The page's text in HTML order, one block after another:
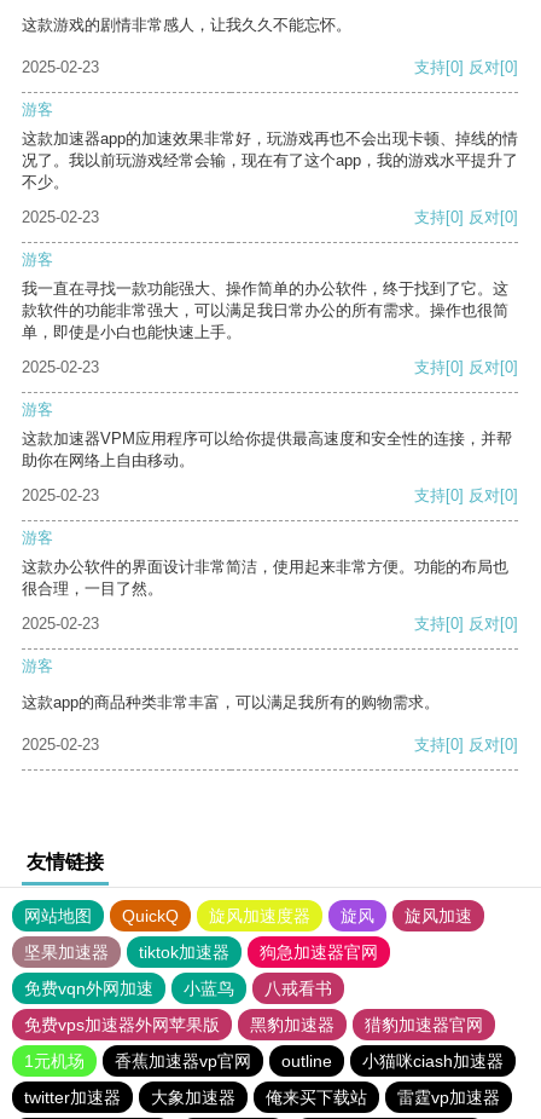
这款游戏的剧情非常感人，让我久久不能忘怀。
2025-02-23 支持[0] 反对[0]
游客
这款加速器app的加速效果非常好，玩游戏再也不会出现卡顿、掉线的情
况了。我以前玩游戏经常会输，现在有了这个app，我的游戏水平提升了
不少。
2025-02-23
支持[0] 反对[0]
游客
我一直在寻找一款功能强大、操作简单的办公软件，终于找到了它。这
款软件的功能非常强大，可以满足我日常办公的所有需求。操作也很简
单，即使是小白也能快速上手。
2025-02-23
支持[0] 反对[0]
游客
这款加速器VPM应用程序可以给你提供最高速度和安全性的连接，并帮
助你在网络上自由移动。
2025-02-23
支持[0] 反对[0]
游客
这款办公软件的界面设计非常简洁，使用起来非常方便。功能的布局也
很合理，一目了然。
2025-02-23
支持[0] 反对[0]
游客
这款app的商品种类非常丰富，可以满足我所有的购物需求。
2025-02-23 支持[0] 反对[0]
友情链接
网站地图 QuickQ 旋风加速度器 旋风
旋风加速
坚果加速器
tiktok加速器
狗急加速器官网
免费vqn外网加速
小蓝鸟
八戒看书
免费vps加速器外网苹果版
黑豹加速器
猎豹加速器官网
1元机场
香蕉加速器vp官网 outline
小猫咪ciash加速器
twitter加速器
大象加速器 俺来买下载站 雷霆vp加速器